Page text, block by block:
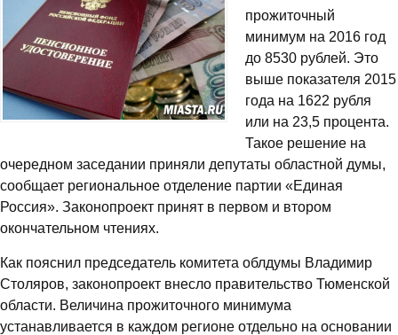
прожиточный
минимум на 2016 год
до 8530 рублей. Это
выше показателя 2015
года на 1622 рубля
или на 23,5 процента.
Такое решение на
очередном заседании приняли депутаты областной думы,
сообщает региональное отделение партии «Единая
Россия». Законопроект принят в первом и втором
окончательном чтениях.
Как пояснил председатель комитета облдумы Владимир
Столяров, законопроект внесло правительство Тюменской
области. Величина прожиточного минимума
устанавливается в каждом регионе отдельно на основании